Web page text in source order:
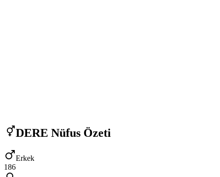
DERE Nüfus Özeti
Erkek
186